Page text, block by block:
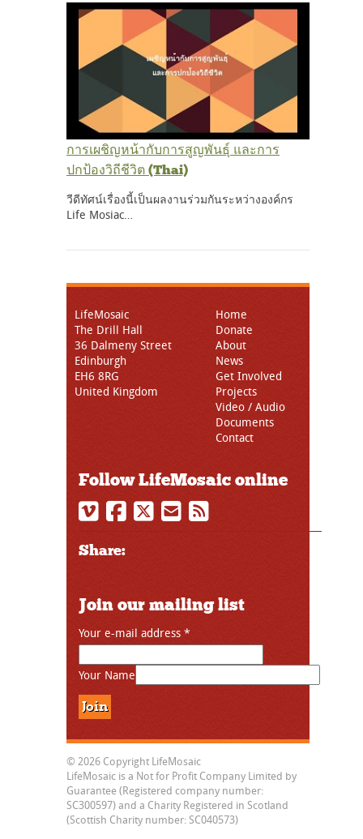
การเผชิญหน้ากับการสูญพันธุ์ และการ
ปกป้องวิถีชีวิต (Thai)
วีดีทัศน์เรื่องนี้เป็นผลงานร่วมกันระหว่างองค์กร
Life Mosiac…
LifeMosaic
The Drill Hall
36 Dalmeny Street
Edinburgh
EH6 8RG
United Kingdom
Home
Donate
About
News
Get Involved
Projects
Video / Audio
Documents
Contact
Follow LifeMosaic online
Share:
Join our mailing list
Your e-mail address *
Your Name
© 2026 Copyright LifeMosaic
LifeMosaic is a Not for Profit Company Limited by
Guarantee (Registered company number:
SC300597) and a Charity Registered in Scotland
(Scottish Charity number: SC040573)